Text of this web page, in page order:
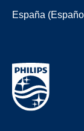
España